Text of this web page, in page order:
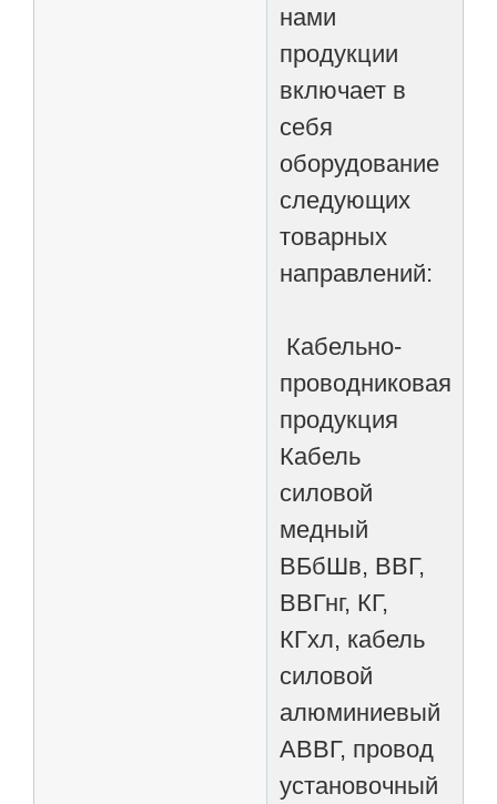
нами
продукции
включает в
себя
оборудование
следующих
товарных
направлений:
Кабельно-
проводниковая
продукция
Кабель
силовой
медный
ВБбШв, ВВГ,
ВВГнг, КГ,
КГхл, кабель
силовой
алюминиевый
АВВГ, провод
установочный